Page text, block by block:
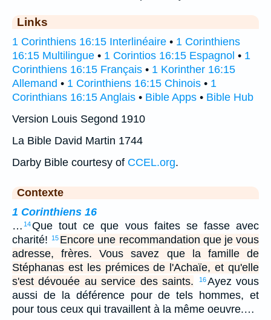
Links
1 Corinthiens 16:15 Interlinéaire • 1 Corinthiens
16:15 Multilingue • 1 Corintios 16:15 Espagnol • 1
Corinthiens 16:15 Français • 1 Korinther 16:15
Allemand • 1 Corinthiens 16:15 Chinois • 1
Corinthians 16:15 Anglais • Bible Apps • Bible Hub
Version Louis Segond 1910
La Bible David Martin 1744
Darby Bible courtesy of CCEL.org.
Contexte
1 Corinthiens 16
… 14Que tout ce que vous faites se fasse avec
charité!
15 Encore une recommandation que je vous
adresse, frères. Vous savez que la famille de
Stéphanas est les prémices de l'Achaïe, et qu'elle
s'est dévouée au service des saints.
16 Ayez vous
aussi de la déférence pour de tels hommes, et
pour tous ceux qui travaillent à la même oeuvre.…